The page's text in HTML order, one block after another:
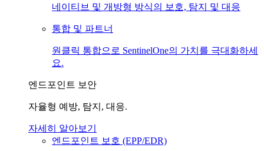
네이티브 및 개방형 방식의 보호, 탐지 및 대응
통합 및 파트너
원클릭 통합으로 SentinelOne의 가치를 극대화하세
요.
엔드포인트 보안
자율형 예방, 탐지, 대응.
자세히 알아보기
엔드포인트 보호 (EPP/EDR)